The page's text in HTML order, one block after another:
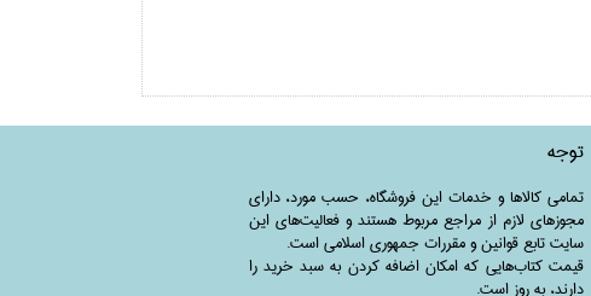
توجه
تمامی‌ کالاها و خدمات این فروشگاه، حسب مورد،‌ دارای
مجوزهای لازم از مراجع مربوط هستند ‌و‌‌ فعالیت‌های این
سایت تابع قوانین و مقررات جمهوری اسلامی است.
قیمت کتاب‌هایی که امکان اضافه کردن به سبد خرید را
دارند،‌ به روز است.